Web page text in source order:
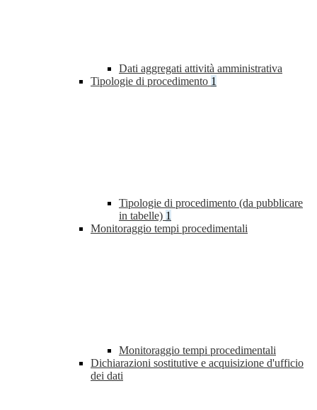
Dati aggregati attività amministrativa
Tipologie di procedimento 1
Tipologie di procedimento (da pubblicare
in tabelle) 1
Monitoraggio tempi procedimentali
Monitoraggio tempi procedimentali
Dichiarazioni sostitutive e acquisizione d'ufficio
dei dati